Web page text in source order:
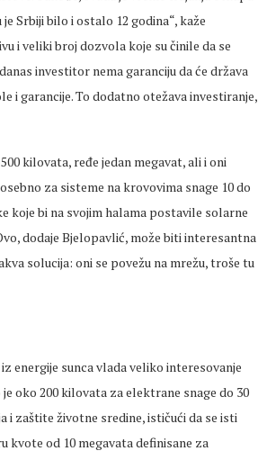
Srbiji bilo i ostalo 12 godina“, kaže
i veliki broj dozvola koje su činile da se
investitor nema garanciju da će država
i garancije. To dodatno otežava investiranje,
kilovata, ređe jedan megavat, ali i oni
za sisteme na krovovima snage 10 do
koje bi na svojim halama postavile solarne
dodaje Bjelopavlić, može biti interesantna
solucija: oni se povežu na mrežu, troše tu
energije sunca vlada veliko interesovanje
oko 200 kilovata za elektrane snage do 30
i zaštite životne sredine, ističući da se isti
od 10 megavata definisane za